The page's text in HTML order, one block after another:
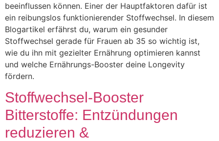
beeinflussen können. Einer der Hauptfaktoren dafür ist
ein reibungslos funktionierender Stoffwechsel. In diesem
Blogartikel erfährst du, warum ein gesunder
Stoffwechsel gerade für Frauen ab 35 so wichtig ist,
wie du ihn mit gezielter Ernährung optimieren kannst
und welche Ernährungs-Booster deine Longevity
fördern.
Stoffwechsel-Booster
Bitterstoffe: Entzündungen
reduzieren &